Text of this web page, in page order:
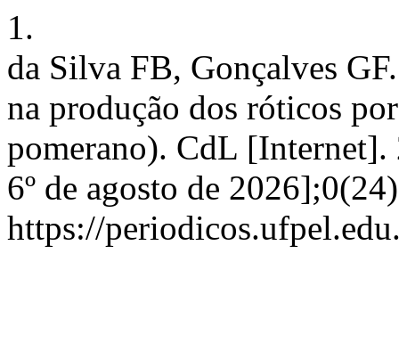
1.
da Silva FB, Gonçalves
na produção dos róticos
pomerano). CdL [Internet].
6º de agosto de
https://